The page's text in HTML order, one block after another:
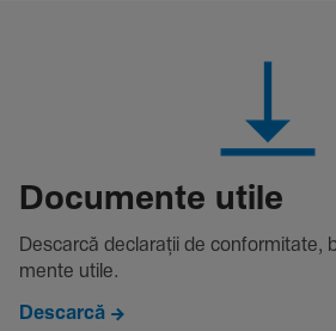
Docu­mente utile
Descarcă decla­rații de conformitate,
mente utile.
Descarcă